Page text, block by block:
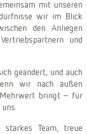
mit unseren
wir im Blick
den Anliegen
und
geändert, und auch
wir nach außen
Mehrwert bringt – für
Team, treue